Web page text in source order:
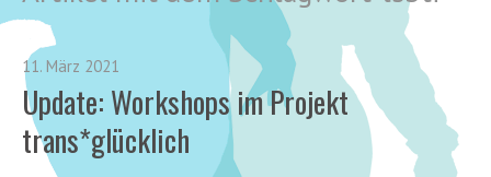
11. März 2021
Update: Workshops im Projekt
trans*glücklich